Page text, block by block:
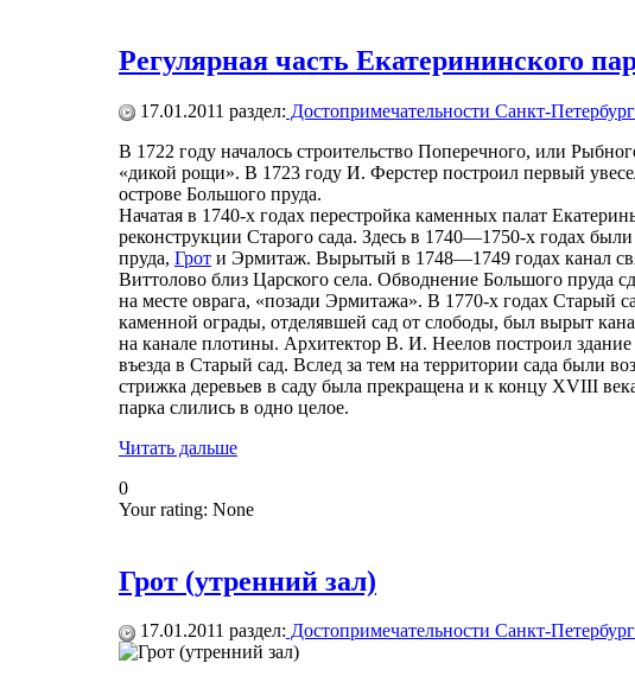
Регулярная часть Екатерининского
17.01.2011 раздел: Достопримечательности Санкт-
В 1722 году началось строительство Поперечного, или
«дикой рощи». В 1723 году И. Ферстер построил первый
острове Большого пруда.
Начатая в 1740-х годах перестройка каменных палат
реконструкции Старого сада. Здесь в 1740—1750-х годах
пруда, Грот и Эрмитаж. Вырытый в 1748—1749 годах канал
Виттолово близ Царского села. Обводнение Большого пруда
на месте оврага, «позади Эрмитажа». В 1770-х годах Старый
каменной ограды, отделявшей сад от слободы, был вырыт
на канале плотины. Архитектор В. И. Неелов построил
въезда в Старый сад. Вслед за тем на территории сада были
стрижка деревьев в саду была прекращена и к концу XVIII
парка слились в одно целое.
Читать дальше
0
Your rating: None
Грот (утренний зал)
17.01.2011 раздел: Достопримечательности Санкт-